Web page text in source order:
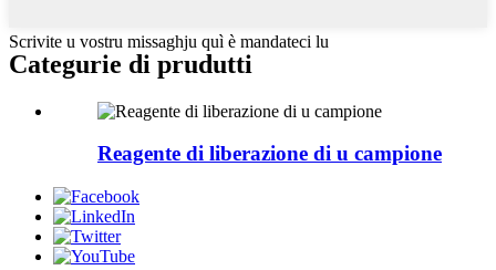
Scrivite u vostru missaghju quì è mandateci lu
Categurie di prudutti
Reagente di liberazione di u campione